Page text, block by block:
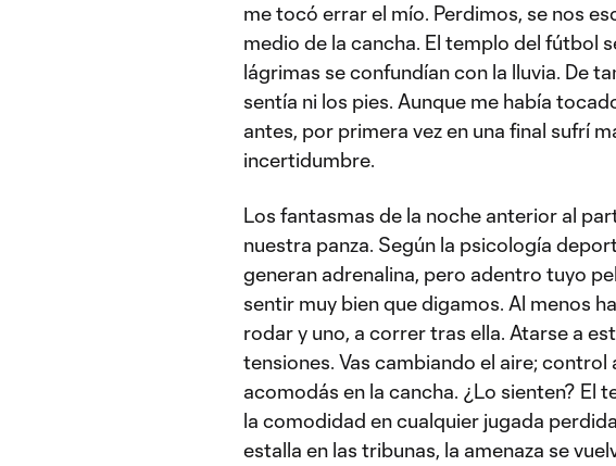
me tocó errar el mío. Perdimos, se nos
medio de la cancha. El templo del fútbol
lágrimas se confundían con la lluvia. De
sentía ni los pies. Aunque me había
antes, por primera vez en una final sufrí
incertidumbre.
Los fantasmas de la noche anterior al
nuestra panza. Según la psicología
generan adrenalina, pero adentro tuyo
sentir muy bien que digamos. Al menos
rodar y uno, a correr tras ella. Atarse a
tensiones. Vas cambiando el aire; control
acomodás en la cancha. ¿Lo sienten? El
la comodidad en cualquier jugada
estalla en las tribunas, la amenaza se